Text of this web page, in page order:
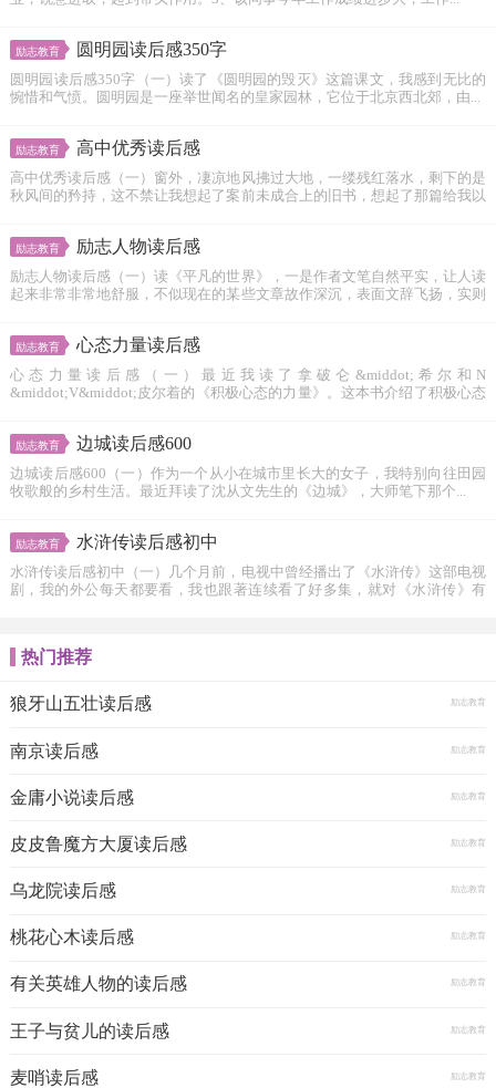
励志教育 圆明园读后感350字
圆明园读后感350字（一）读了《圆明园的毁灭》这篇课文，我感到无比的
惋惜和气愤。圆明园是一座举世闻名的皇家园林，它位于北京西北郊，由...
励志教育 高中优秀读后感
高中优秀读后感（一）窗外，凄凉地风拂过大地，一缕残红落水，剩下的是
秋风间的矜持，这不禁让我想起了案前未成合上的旧书，想起了那篇给我以
励志教育 励志人物读后感
励志人物读后感（一）读《平凡的世界》，一是作者文笔自然平实，让人读
起来非常非常地舒服，不似现在的某些文章故作深沉，表面文辞飞扬，实则
励志教育 心态力量读后感
心态力量读后感（一）最近我读了拿破仑&middot;希尔和N
&middot;V&middot;皮尔着的《积极心态的力量》。这本书介绍了积极心态
励志教育 边城读后感600
边城读后感600（一）作为一个从小在城市里长大的女子，我特别向往田园
牧歌般的乡村生活。最近拜读了沈从文先生的《边城》，大师笔下那个...
励志教育 水浒传读后感初中
水浒传读后感初中（一）几个月前，电视中曾经播出了《水浒传》这部电视
剧，我的外公每天都要看，我也跟著连续看了好多集，就对《水浒传》有
热门推荐
狼牙山五壮读后感 励志教育
南京读后感 励志教育
金庸小说读后感 励志教育
皮皮鲁魔方大厦读后感 励志教育
乌龙院读后感 励志教育
桃花心木读后感 励志教育
有关英雄人物的读后感 励志教育
王子与贫儿的读后感 励志教育
麦哨读后感 励志教育